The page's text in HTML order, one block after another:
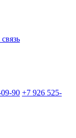
90 +7 926 525-